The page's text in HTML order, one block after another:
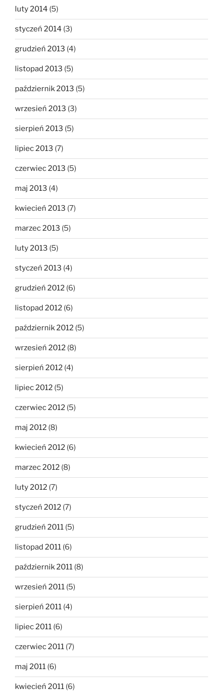
luty 2014 (5)
styczeń 2014 (3)
grudzień 2013 (4)
listopad 2013 (5)
październik 2013 (5)
wrzesień 2013 (3)
sierpień 2013 (5)
lipiec 2013 (7)
czerwiec 2013 (5)
maj 2013 (4)
kwiecień 2013 (7)
marzec 2013 (5)
luty 2013 (5)
styczeń 2013 (4)
grudzień 2012 (6)
listopad 2012 (6)
październik 2012 (5)
wrzesień 2012 (8)
sierpień 2012 (4)
lipiec 2012 (5)
czerwiec 2012 (5)
maj 2012 (8)
kwiecień 2012 (6)
marzec 2012 (8)
luty 2012 (7)
styczeń 2012 (7)
grudzień 2011 (5)
listopad 2011 (6)
październik 2011 (8)
wrzesień 2011 (5)
sierpień 2011 (4)
lipiec 2011 (6)
czerwiec 2011 (7)
maj 2011 (6)
kwiecień 2011 (6)